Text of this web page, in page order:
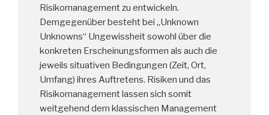
Risikomanagement zu entwickeln.
Demgegenüber besteht bei „Unknown
Unknowns“ Ungewissheit sowohl über die
konkreten Erscheinungsformen als auch die
jeweils situativen Bedingungen (Zeit, Ort,
Umfang) ihres Auftretens. Risiken und das
Risikomanagement lassen sich somit
weitgehend dem klassischen Management